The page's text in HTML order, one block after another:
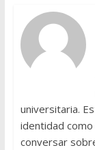
universitaria.
identidad
conversar